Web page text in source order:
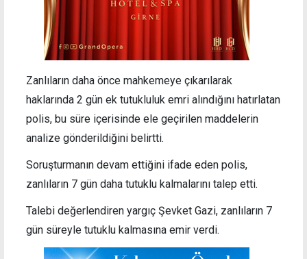
Zanlıların daha önce mahkemeye çıkarılarak
haklarında 2 gün ek tutukluluk emri alındığını hatırlatan
polis, bu süre içerisinde ele geçirilen maddelerin
analize gönderildiğini belirtti.
Soruşturmanın devam ettiğini ifade eden polis,
zanlıların 7 gün daha tutuklu kalmalarını talep etti.
Talebi değerlendiren yargıç Şevket Gazi, zanlıların 7
gün süreyle tutuklu kalmasına emir verdi.